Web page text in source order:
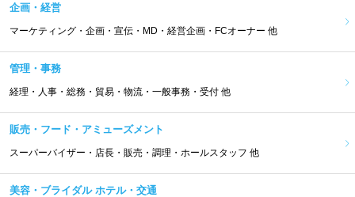
企画・経営
マーケティング・企画・宣伝・MD・経営企画・FCオーナー 他
管理・事務
経理・人事・総務・貿易・物流・一般事務・受付 他
販売・フード・アミューズメント
スーパーバイザー・店長・販売・調理・ホールスタッフ 他
美容・ブライダル ホテル・交通